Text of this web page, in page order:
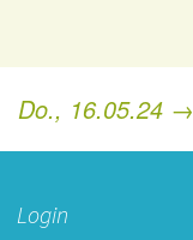
Do., 16.05.24 →
Login